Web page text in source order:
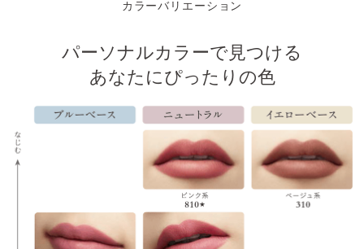
カラーバリエーション
パーソナルカラーで見つける
あなたにぴったりの色